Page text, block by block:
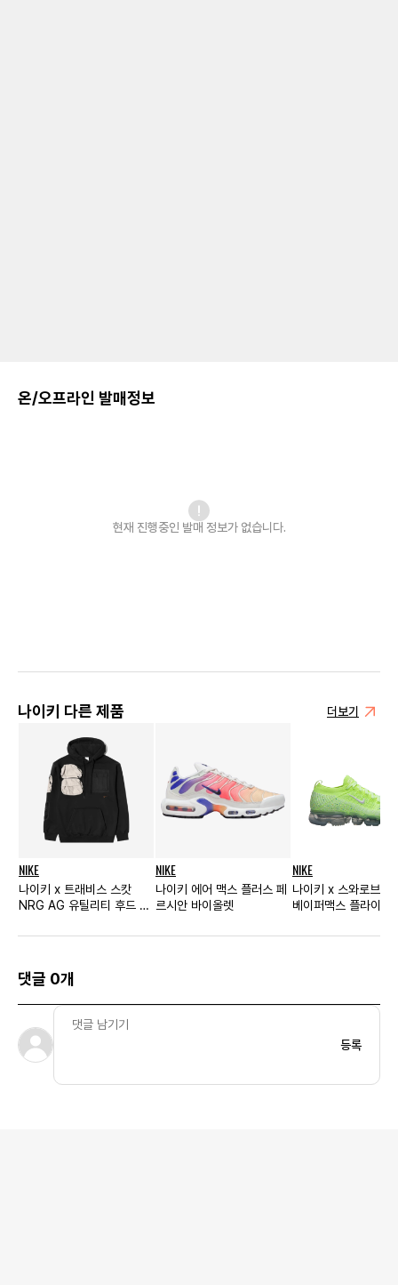
온/오프라인 발매정보
현재 진행중인 발매 정보가 없습니다.
나이키 다른 제품 더보기
NIKE
나이키 x 트래비스 스캇
NRG AG 유틸리티 후드 블
NIKE
나이키 에어 맥스 플러스 페
르시안 바이올렛
NIKE
나이키 x 스와로브스
베이퍼맥스 플라이니
댓글 0개
등록